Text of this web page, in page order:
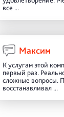
все ...
Максим
К услугам этой
первый раз.
сложные вопросы.
восстанавливал ...